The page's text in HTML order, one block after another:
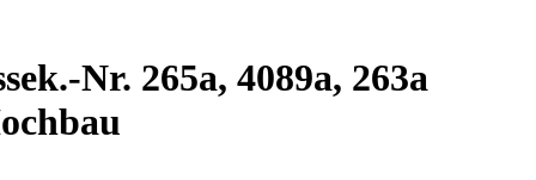
Nr. 265a, 4089a, 263a